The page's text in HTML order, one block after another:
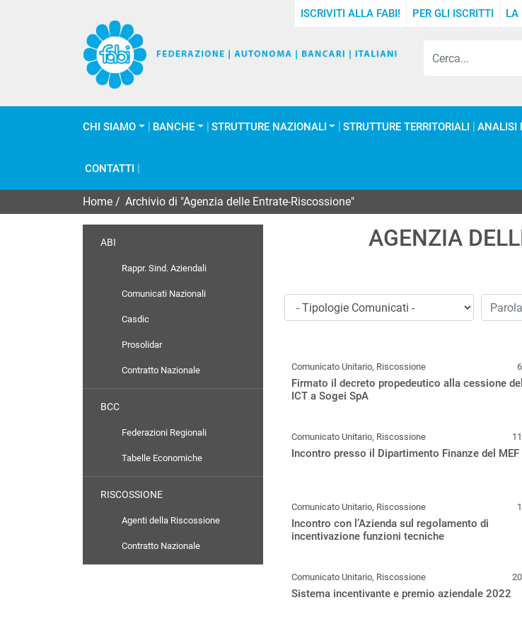
ISCRIVITI ALLA FABI! PER GLI ISCRITTI LA
CHI SIAMO BANCHE STRUTTURE NAZIONALI STRUTTURE TERRITORIALI ANALISI
CONTATTI
Home Archivio di "Agenzia delle Entrate-Riscossione"
ABI
Rappr. Sind. Aziendali
Comunicati Nazionali
Casdic
Prosolidar
Contratto Nazionale
BCC
Federazioni Regionali
Tabelle Economiche
RISCOSSIONE
Agenti della Riscossione
Contratto Nazionale
AGENZIA
Comunicato Unitario, Riscossione
Firmato il decreto propedeutico alla cessione
ICT a Sogei SpA
Comunicato Unitario, Riscossione
Incontro presso il Dipartimento Finanze del MEF
Comunicato Unitario, Riscossione
Incontro con l’Azienda sul regolamento di
incentivazione funzioni tecniche
Comunicato Unitario, Riscossione
Sistema incentivante e premio aziendale 2022